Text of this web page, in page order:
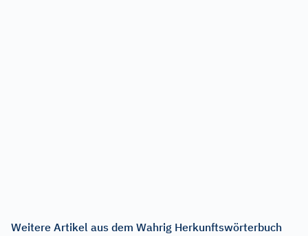
Weitere Artikel aus dem Wahrig Herkunftswörterbuch